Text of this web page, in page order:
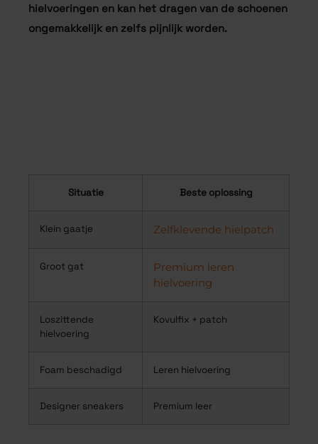
hielvoeringen en kan het dragen van de schoenen
ongemakkelijk en zelfs pijnlijk worden.
Situatie Beste oplossing
Klein gaatje Zelfklevende hielpatch
Groot gat
Premium leren
hielvoering
Loszittende
hielvoering
Kovulfix + patch
Foam beschadigd Leren hielvoering
Designer sneakers Premium leer